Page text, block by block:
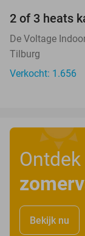
2 of 3 heats
De Voltage
Tilburg
Verkocht: 1.656
Bekijk nu